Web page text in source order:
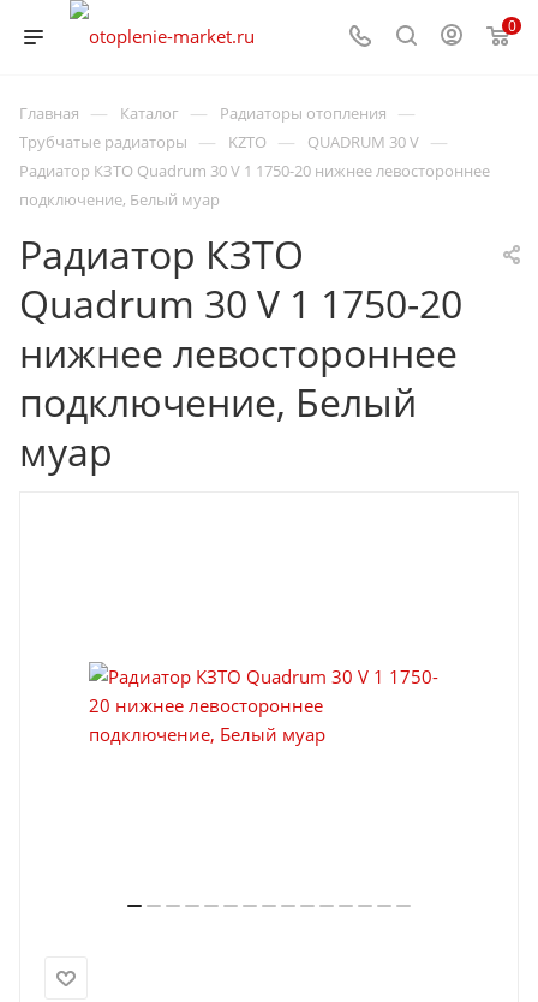
0
Главная — Каталог — Радиаторы отопления —
Трубчатые радиаторы — KZTO — QUADRUM 30 V —
Радиатор КЗТО Quadrum 30 V 1 1750-20 нижнее левостороннее
подключение, Белый муар
Радиатор КЗТО
Quadrum 30 V 1 1750-20
нижнее левостороннее
подключение, Белый
муар